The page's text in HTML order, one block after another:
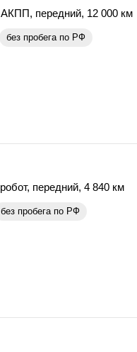
АКПП, передний, 12 000 км
без пробега по РФ
робот, передний, 4 840 км
без пробега по РФ